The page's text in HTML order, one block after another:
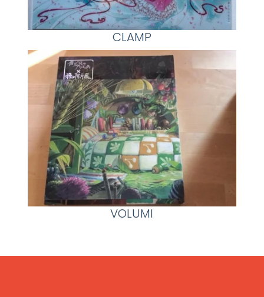
CLAMP
VOLUMI